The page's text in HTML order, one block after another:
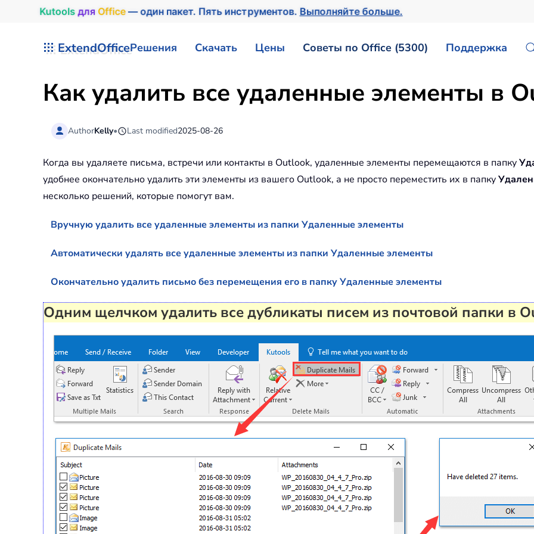
Kutools для Office— один пакет. Пять инструментов.Выполняйте больше.
ExtendOfficeРешения Скачать Цены Советы по Office (5300) Поддержка
Как удалить все удаленные элементы в
AuthorKelly• Last modified2025-08-26
Когда вы удаляете письма, встречи или контакты в Outlook, удаленные элементы перемещаются в папку
удобнее окончательно удалить эти элементы из вашего Outlook, а не просто переместить их в папку
несколько решений, которые помогут вам.
Вручную удалить все удаленные элементы из папки Удаленные элементы
Автоматически удалять все удаленные элементы из папки Удаленные элементы
Окончательно удалить письмо без перемещения его в папку Удаленные элементы
Одним щелчком удалить все дубликаты писем из почтовой папки в